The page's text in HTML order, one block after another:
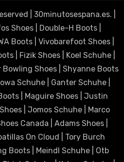
30minutosespana.es. |
Shoes Double-H Boots
Boots| Vivobarefoot Shoes|
| Fizik Shoes| Koel Schuhe|
Bowling Shoes| Shyanne Boots
Schuhe| Ganter Schuhe
Maguire Shoes
Justin
Jomos Schuhe
Marco
Canada Adams Shoes|
On Cloud
Tory Burch
Boots Meindl Schuhe
Otb